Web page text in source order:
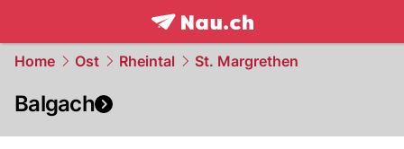
frontpage.NAU.ch
Home Ost Rheintal St. Margrethen
Balgach